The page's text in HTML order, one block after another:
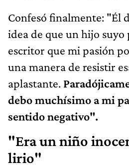
Confesó finalmente: "Él
idea de que un hijo suyo
escritor que mi pasión
una manera de resistir
aplastante.
debo muchísimo a mi
sentido negativo".
"Era un niño
lirio"